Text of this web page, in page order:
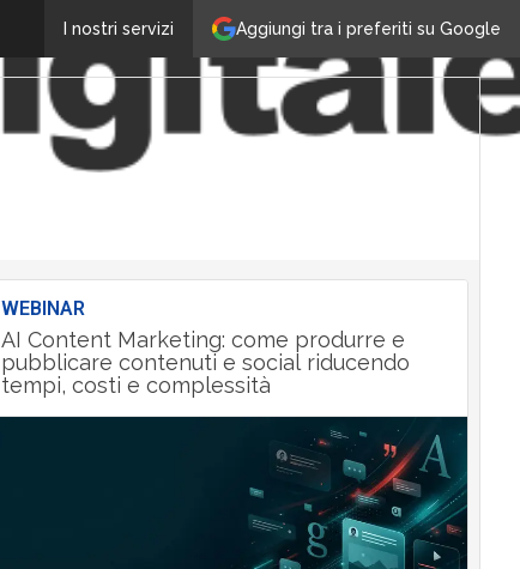
Aggiungi tra i preferiti su Google
I nostri servizi
WEBINAR
AI Content Marketing: come produrre e
pubblicare contenuti e social riducendo
tempi, costi e complessità